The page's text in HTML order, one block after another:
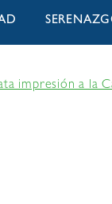
impresión a la